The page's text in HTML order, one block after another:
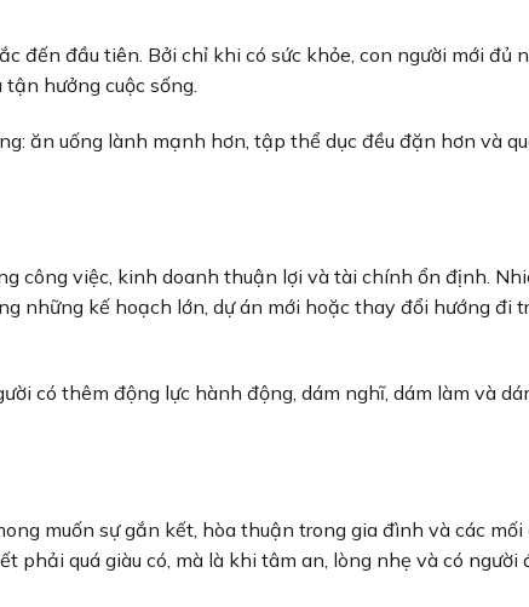
đến đầu tiên. Bởi chỉ khi có sức khỏe, con người mới đủ
hưởng cuộc sống.
ăn uống lành mạnh hơn, tập thể dục đều đặn hơn và
công việc, kinh doanh thuận lợi và tài chính ổn định.
những kế hoạch lớn, dự án mới hoặc thay đổi hướng đi
có thêm động lực hành động, dám nghĩ, dám làm và
muốn sự gắn kết, hòa thuận trong gia đình và các mối
quá giàu có, mà là khi tâm an, lòng nhẹ và có người